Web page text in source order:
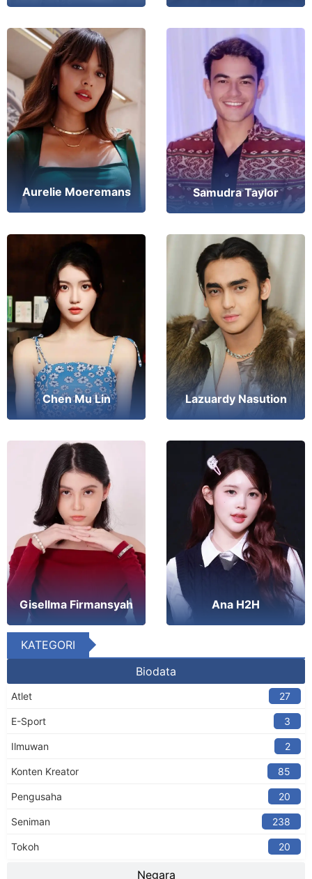
Aurelie Moeremans Samudra Taylor
Chen Mu Lin Lazuardy Nasution
Gisellma Firmansyah Ana H2H
KATEGORI
Biodata
Negara
Atlet 27
E-Sport 3
Ilmuwan 2
Konten Kreator​ 85
Pengusaha 20
Seniman 238
Tokoh 20